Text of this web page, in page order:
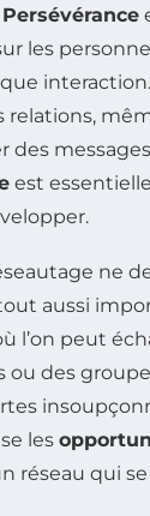
Persévérance
les
relations,
des
est
ne
aussi
l’on peut
ou des
les
réseau qui